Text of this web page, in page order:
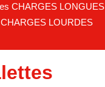
CHARGES LONGUES
LOURDES